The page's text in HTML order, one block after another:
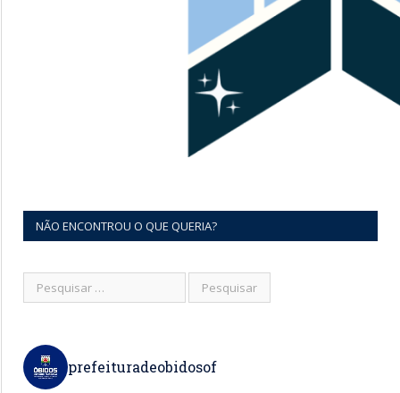
NÃO ENCONTROU O QUE QUERIA?
prefeituradeobidosof